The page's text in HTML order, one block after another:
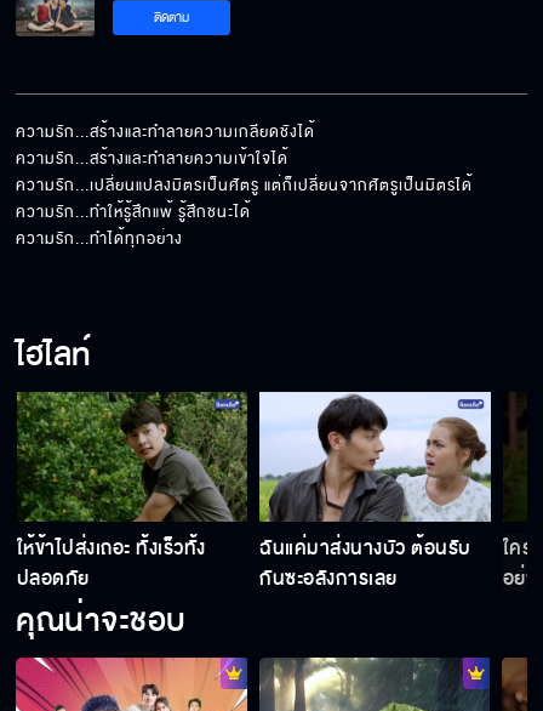
ติดตาม
ความรัก...สร้างและทำลายความเกลียดชังได้
ความรัก...สร้างและทำลายความเข้าใจได้
ความรัก...เปลี่ยนแปลงมิตรเป็นศัตรู แต่ก็เปลี่ยนจากศัตรูเป็นมิตรได้
ความรัก...ทำให้รู้สึกแพ้ รู้สึกชนะได้
ความรัก...ทำได้ทุกอย่าง
ไฮไลท์
ให้ข้าไปส่งเถอะ ทั้งเร็วทั้ง
ปลอดภัย
ฉันแค่มาส่งนางบัว ต้อนรับ
กันซะอลังการเลย
ใคร
อย่า
คุณน่าจะชอบ